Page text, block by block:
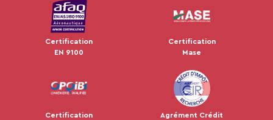
Certification
EN 9100
Certification
Mase
Certification
Agrément Crédit